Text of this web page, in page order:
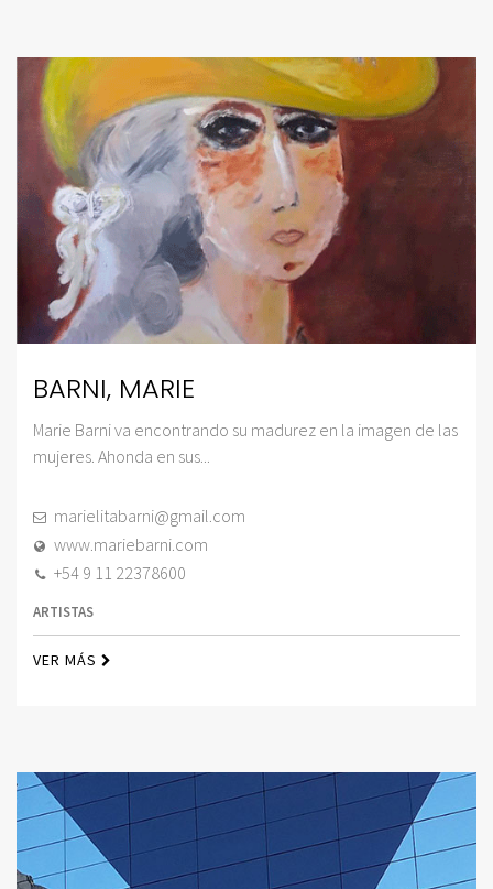
BARNI, MARIE
Marie Barni va encontrando su madurez en la imagen de las
mujeres. Ahonda en sus...
marielitabarni@gmail.com
www.mariebarni.com
+54 9 11 22378600
ARTISTAS
VER MÁS